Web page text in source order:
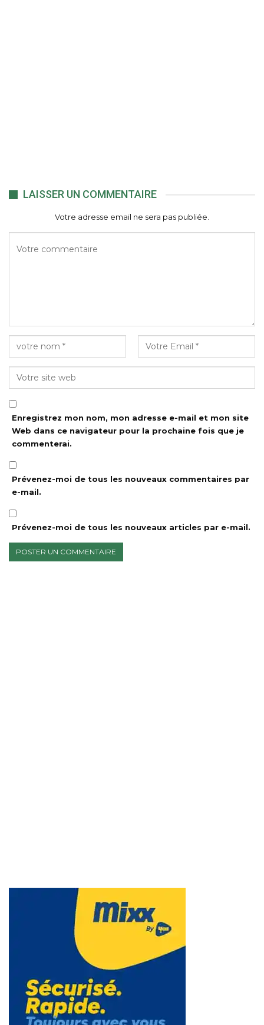
LAISSER UN COMMENTAIRE
Votre adresse email ne sera pas publiée.
Enregistrez mon nom, mon adresse e-mail et mon site
Web dans ce navigateur pour la prochaine fois que je
commenterai.
Prévenez-moi de tous les nouveaux commentaires par
e-mail.
Prévenez-moi de tous les nouveaux articles par e-mail.